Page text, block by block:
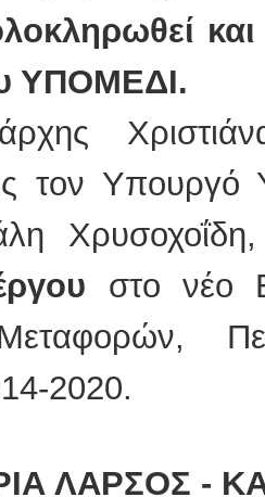
και
ΥΠΟΜΕΔΙ.
τον
στο νέο
2020.
ΛΑΡΣΟΣ -